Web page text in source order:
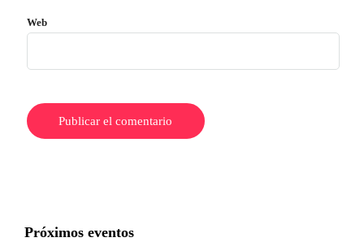
Web
Próximos eventos